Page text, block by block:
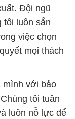
Đội ngũ
tôi luôn sẵn
việc chọn
mọi thách
mình với bảo
tôi tuân
luôn nỗ lực để